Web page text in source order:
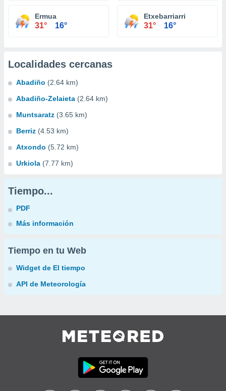
Ermua
31° 16°
Etxebarriarri
31° 16°
Localidades cercanas
Abadiño (2.64 km)
Abadiño-Zelaieta (2.64 km)
Muntsaratz (3.65 km)
Berriz (4.53 km)
Atxondo (5.72 km)
Urkiola (7.77 km)
Tiempo...
PDF
Más información
Tiempo en tu Web
Widget de El tiempo
API de Meteorología